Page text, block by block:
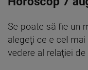
Se poate să fie un
alegeţi ce e cel
vedere al relaţiei